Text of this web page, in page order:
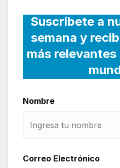
Suscríbete a
semana y
más
Nombre
Correo Electrónico